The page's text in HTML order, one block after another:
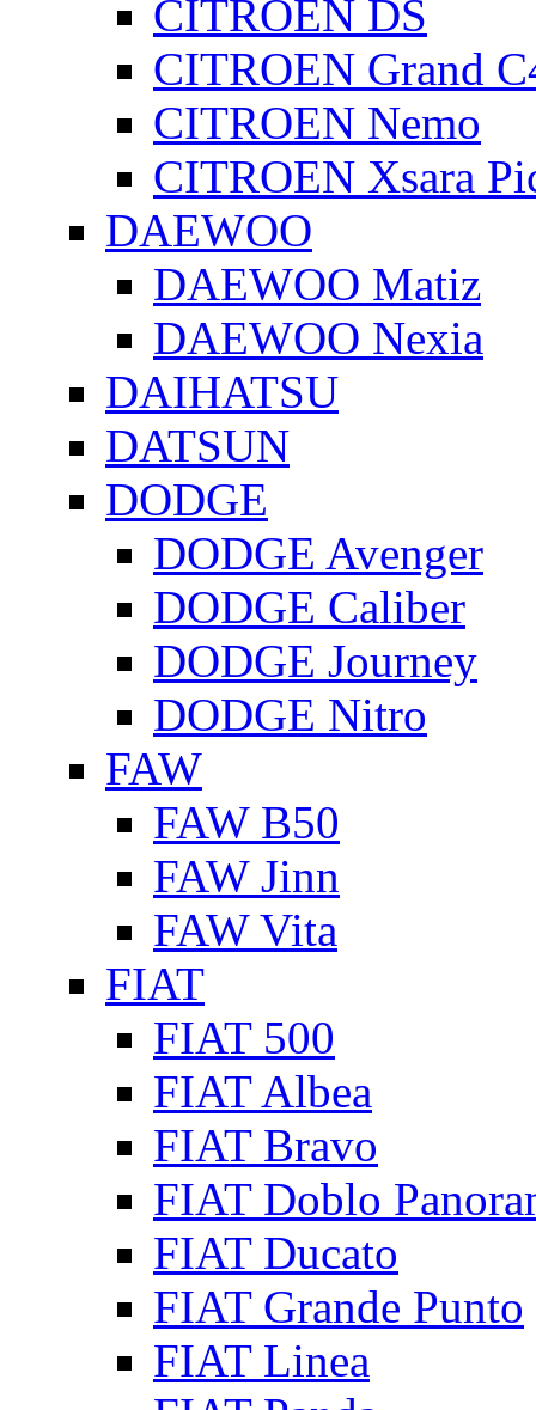
CITROEN DS
CITROEN Grand
CITROEN Nemo
CITROEN Xsara
DAEWOO
DAEWOO Matiz
DAEWOO Nexia
DAIHATSU
DATSUN
DODGE
DODGE Avenger
DODGE Caliber
DODGE Journey
DODGE Nitro
FAW
FAW B50
FAW Jinn
FAW Vita
FIAT
FIAT 500
FIAT Albea
FIAT Bravo
FIAT Doblo
FIAT Ducato
FIAT Grande Punto
FIAT Linea